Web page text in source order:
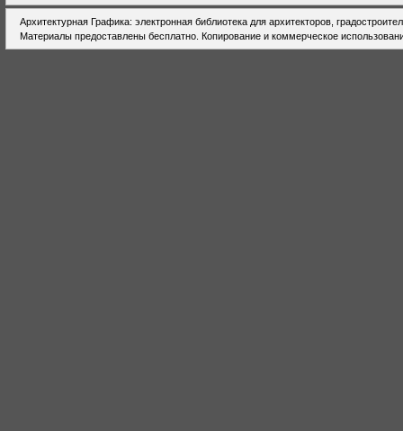
Архитектурная Графика: электронная библиотека для архитекторов,
Материалы предоставлены бесплатно. Копирование и коммерческое